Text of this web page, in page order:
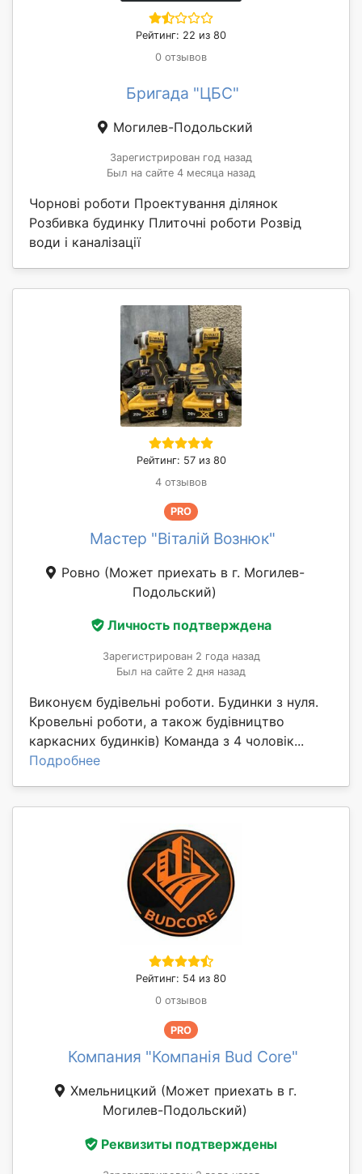
Рейтинг: 22 из 80
0 отзывов
Бригада "ЦБС"
Могилев-Подольский
Зарегистрирован год назад
Был на сайте 4 месяца назад
Чорнові роботи Проектування ділянок
Розбивка будинку Плиточні роботи Розвід
води і каналізації
Рейтинг: 57 из 80
4 отзывов
PRO
Мастер "Віталій Вознюк"
Ровно (Может приехать в г. Могилев-
Подольский)
Личность подтверждена
Зарегистрирован 2 года назад
Был на сайте 2 дня назад
Виконуєм будівельні роботи. Будинки з нуля.
Кровельні роботи, а також будівництво
каркасних будинків) Команда з 4 чоловік...
Подробнее
Рейтинг: 54 из 80
0 отзывов
PRO
Компания "Компанія Bud Core"
Хмельницкий (Может приехать в г.
Могилев-Подольский)
Реквизиты подтверждены